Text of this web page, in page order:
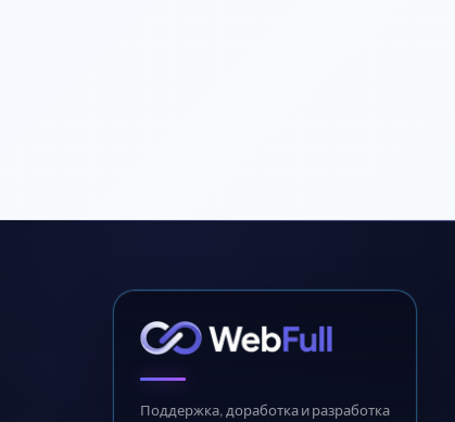
Поддержка, доработка и разработка